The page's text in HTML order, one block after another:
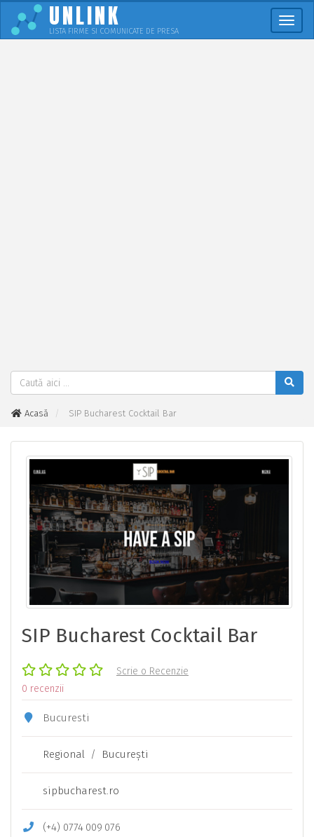
UNLINK
LISTA FIRME SI COMUNICATE DE PRESA
Acasă SIP Bucharest Cocktail Bar
SIP Bucharest Cocktail Bar
Scrie o Recenzie
0 recenzii
Bucuresti
Regional/ Bucureşti
sipbucharest.ro
(+4) 0774 009 076